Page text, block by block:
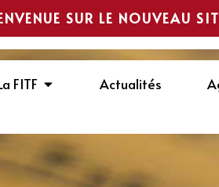
SUR LE NOUVEAU
FITF Actualités